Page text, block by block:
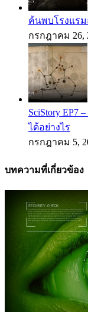
ค้นพบโรงแรม
กรกฎาคม 26,
SciStory EP7
ได้อย่างไร
กรกฎาคม 5,
บทความที่เกี่ยวข้อง